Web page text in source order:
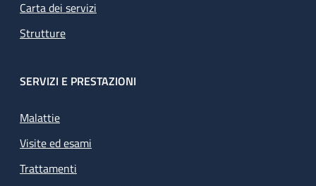
Carta dei servizi
Strutture
SERVIZI E PRESTAZIONI
Malattie
Visite ed esami
Trattamenti